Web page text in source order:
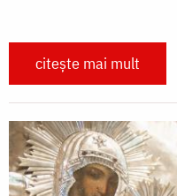
citește mai mult